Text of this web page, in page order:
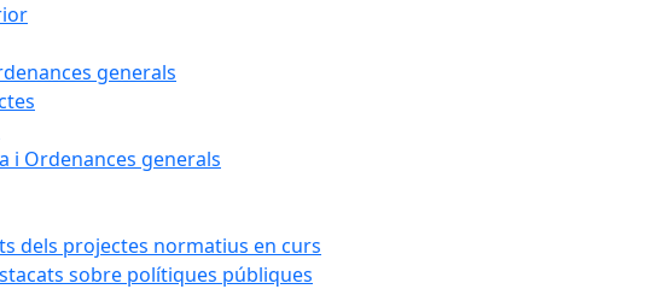
generals
i Ordenances generals
dels projectes normatius en curs
sobre polítiques públiques